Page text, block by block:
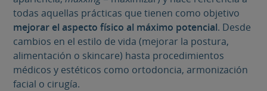
todas aquellas prácticas que tienen como objetivo
mejorar el aspecto físico al máximo potencial. Desde
cambios en el estilo de vida (mejorar la postura,
alimentación o skincare) hasta procedimientos
médicos y estéticos como ortodoncia, armonización
facial o cirugía.